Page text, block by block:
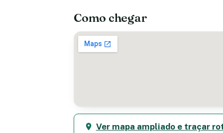
Como chegar
Ver mapa ampliado e traçar